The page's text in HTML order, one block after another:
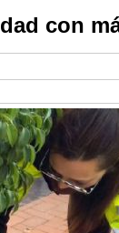
con